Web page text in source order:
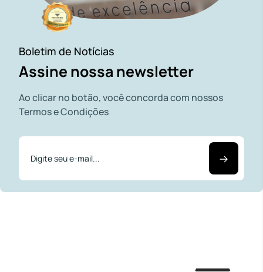
Boletim de Notícias
Assine nossa newsletter
Ao clicar no botão, você concorda com nossos
Termos e Condições